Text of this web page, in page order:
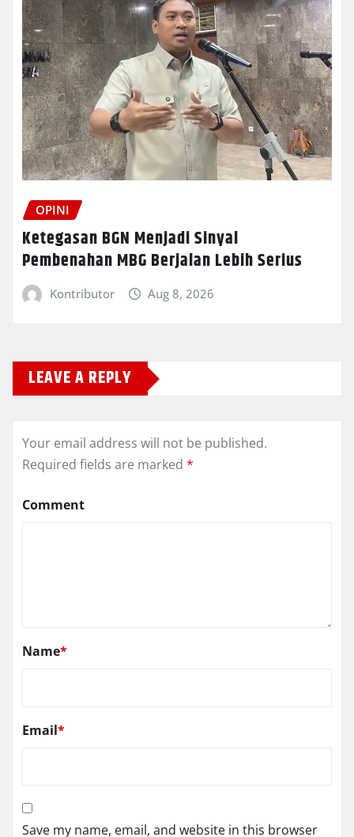
OPINI
Ketegasan BGN Menjadi Sinyal
Pembenahan MBG Berjalan Lebih Serius
Kontributor Aug 8, 2026
LEAVE A REPLY
Your email address will not be published.
Required fields are marked *
Comment
Name*
Email*
Save my name, email, and website in this browser